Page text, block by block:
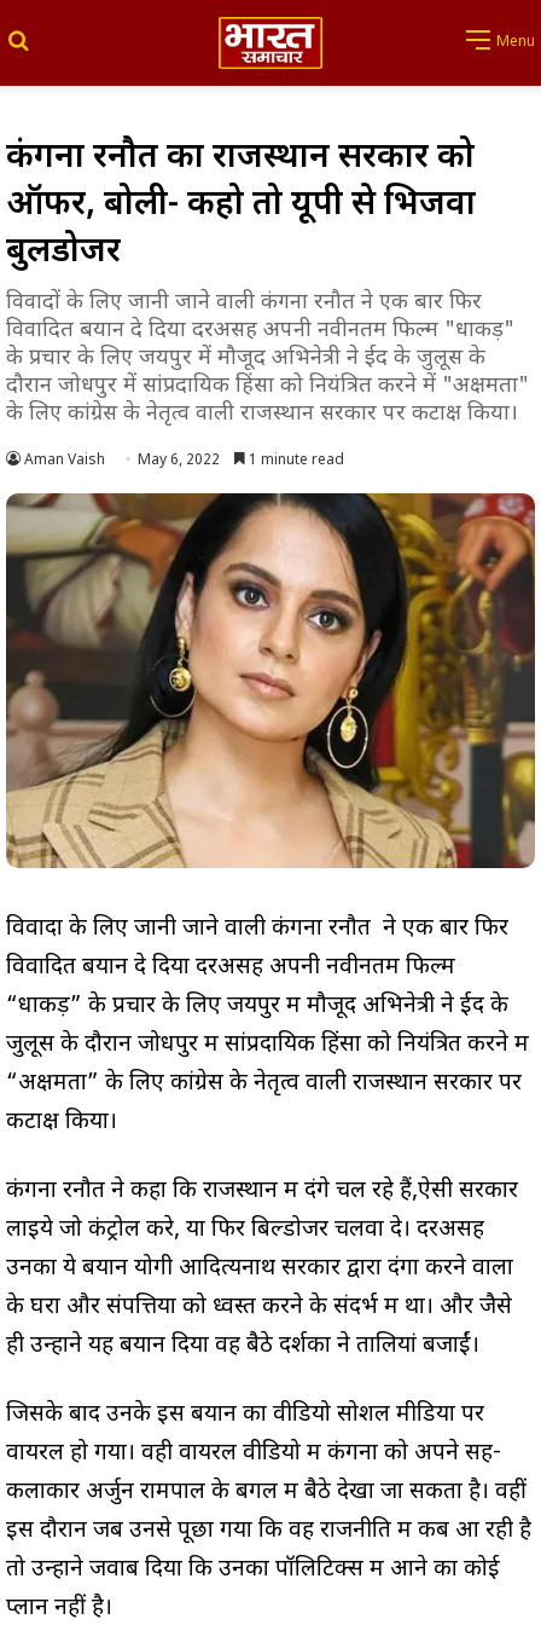
Menu
कंगना रनौत का राजस्थान सरकार को
ऑफर, बोली- कहो तो यूपी से भिजवा दू
बुलडोजर
विवादों के लिए जानी जाने वाली कंगना रनौत ने एक बार फिर
विवादित बयान दे दिया दरअसह अपनी नवीनतम फिल्म "धाकड़"
के प्रचार के लिए जयपुर में मौजूद अभिनेत्री ने ईद के जुलूस के
दौरान जोधपुर में सांप्रदायिक हिंसा को नियंत्रित करने में "अक्षमता"
के लिए कांग्रेस के नेतृत्व वाली राजस्थान सरकार पर कटाक्ष किया।
Aman Vaish May 6, 2022 1 minute read
विवादों के लिए जानी जाने वाली कंगना रनौत ने एक बार फिर
विवादित बयान दे दिया दरअसह अपनी नवीनतम फिल्म
“धाकड़” के प्रचार के लिए जयपुर में मौजूद अभिनेत्री ने ईद के
जुलूस के दौरान जोधपुर में सांप्रदायिक हिंसा को नियंत्रित करने में
“अक्षमता” के लिए कांग्रेस के नेतृत्व वाली राजस्थान सरकार पर
कटाक्ष किया।
कंगना रनौत ने कहा कि राजस्थान में दंगे चल रहे हैं,ऐसी सरकार
लाइये जो कंट्रोल करे, या फिर बिल्डोजर चलवा दे। दरअसह
उनका ये बयान योगी आदित्यनाथ सरकार द्वारा दंगा करने वालों
के घरों और संपत्तियों को ध्वस्त करने के संदर्भ में था। और जैसे
ही उन्होंने यह बयान दिया वह बैठे दर्शकों ने तालियां बजाईं।
जिसके बाद उनके इस बयान का वीडियो सोशल मीडिया पर
वायरल हो गया। वही वायरल वीडियो में कंगना को अपने सह-
कलाकार अर्जुन रामपाल के बगल में बैठे देखा जा सकता है। वहीं
इस दौरान जब उनसे पूछा गया कि वह राजनीति में कब आ रही है
तो उन्होंने जवाब दिया कि उनका पॉलिटिक्स में आने का कोई
प्लान नहीं है।